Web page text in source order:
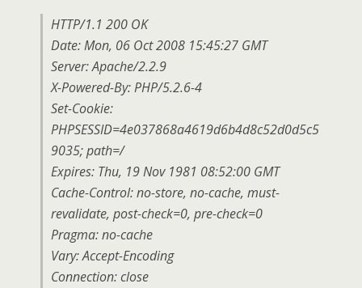
HTTP/1.1 200 OK
Date: Mon, 06 Oct 2008 15:45:27 GMT
Server: Apache/2.2.9
X-Powered-By: PHP/5.2.6-4
Set-Cookie:
PHPSESSID=4e037868a4619d6b4d8c52d0d5c5
9035; path=/
Expires: Thu, 19 Nov 1981 08:52:00 GMT
Cache-Control: no-store, no-cache, must-
revalidate, post-check=0, pre-check=0
Pragma: no-cache
Vary: Accept-Encoding
Connection: close